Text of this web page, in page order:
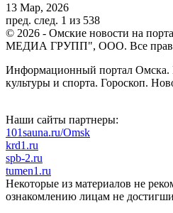
13 Мар, 2026
пред. след. 1 из 538
© 2026 - Омские новости на
МЕДИА ГРУПП", ООО. Все
Информационный портал Омска.
культуры и спорта. Гороскоп.
Наши сайты партнеры:
101sauna.ru/Omsk
krd1.ru
spb-2.ru
tumen1.ru
Некоторые из материалов не
ознакомлению лицам не